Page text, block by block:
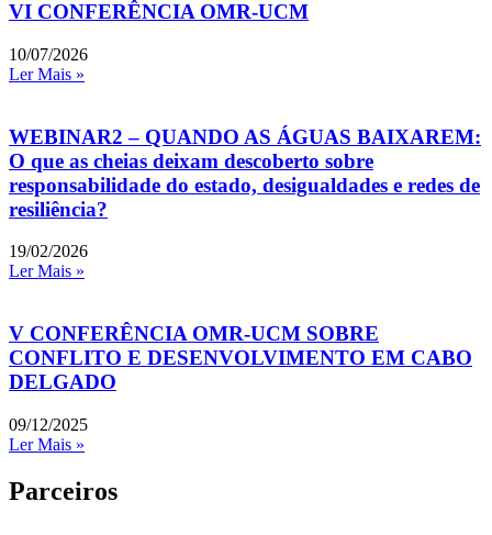
VI CONFERÊNCIA OMR-UCM
10/07/2026
Ler Mais »
WEBINAR2 – QUANDO AS ÁGUAS BAIXAREM:
O que as cheias deixam descoberto sobre
responsabilidade do estado, desigualdades e redes de
resiliência?
19/02/2026
Ler Mais »
V CONFERÊNCIA OMR-UCM SOBRE
CONFLITO E DESENVOLVIMENTO EM CABO
DELGADO
09/12/2025
Ler Mais »
Parceiros